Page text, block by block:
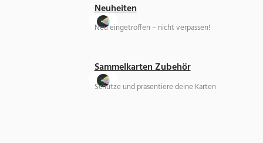
Neuheiten
Neu eingetroffen – nicht verpassen!
Sammelkarten Zubehör
Schütze und präsentiere deine Karten